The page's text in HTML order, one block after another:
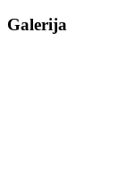
Galerija